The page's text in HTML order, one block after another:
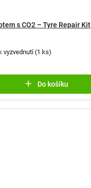
s CO2 – Tyre Repair Kit
vyzvednutí(1 ks)
Do košíku